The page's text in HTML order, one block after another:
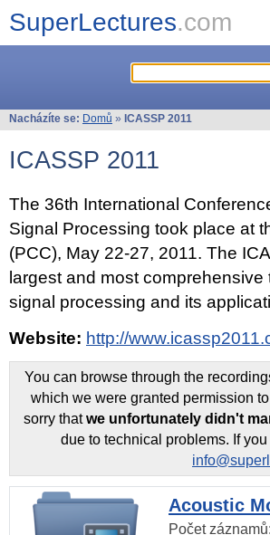
SuperLectures.com
Nacházíte se: Domů » ICASSP 2011
ICASSP 2011
The 36th International
Signal Processing took place at
(PCC), May 22-27, 2011. The
largest and most
signal processing and its
Website: http://
You can browse through the
which we were granted permission
sorry thatwe unfortunately didn't
due to technical problems. If
Acoustic
Počet záznamů: